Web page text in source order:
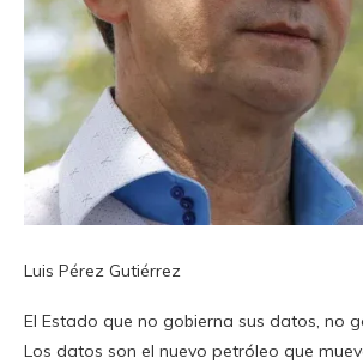
Luis Pérez Gutiérrez
El Estado que no gobierna sus datos, no
Los datos son el nuevo petróleo que